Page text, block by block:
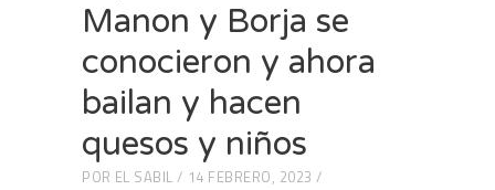
Manon y Borja se
conocieron y ahora
bailan y hacen
quesos y niños
POR EL SABIL
14 FEBRERO, 2023